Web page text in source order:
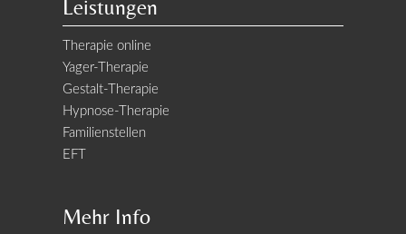
Leistungen
Therapie online
Yager-Therapie
Gestalt-Therapie
Hypnose-Therapie
Familienstellen
EFT
Mehr Info